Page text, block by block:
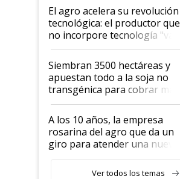
El agro acelera su revolución
tecnológica: el productor que
no incorpore tecnología "va a
perder el tren"
Siembran 3500 hectáreas y
apuestan todo a la soja no
transgénica para cobrar más
por tonelada: compraron un
semillero
A los 10 años, la empresa
rosarina del agro que da un
giro para atender una nueva
Ver todos los temas